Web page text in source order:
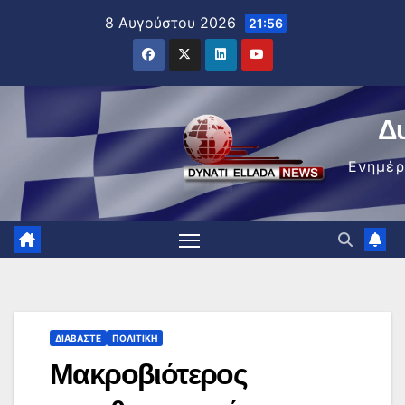
8 Αυγούστου 2026 21:56
ΔΙΑΒΆΣΤΕ ΠΟΛΙΤΙΚΉ
Μακροβιότερος